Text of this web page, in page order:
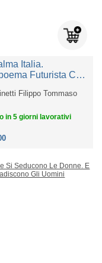
Italia.
Futurista Con
Da Rappresentare
Filippo Tommaso
in 5 giorni lavorativi